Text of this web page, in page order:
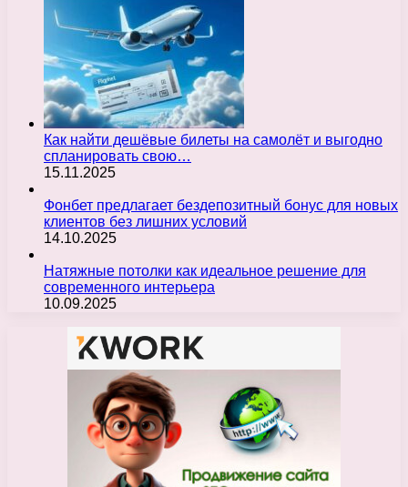
Как найти дешёвые билеты на самолёт и выгодно
спланировать свою…
15.11.2025
Фонбет предлагает бездепозитный бонус для новых
клиентов без лишних условий
14.10.2025
Натяжные потолки как идеальное решение для
современного интерьера
10.09.2025